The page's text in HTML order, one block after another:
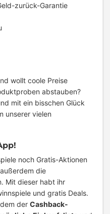
zurück-Garantie
wollt coole Preise
abstauben?
mit ein bisschen Glück
unserer vielen
noch Gratis-Aktionen
die
Mit dieser habt ihr
und gratis Deals.
der Cashback-